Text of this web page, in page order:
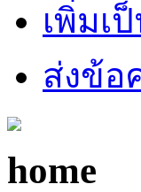
เพิ่มเ
ส่งข้อ
home